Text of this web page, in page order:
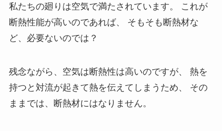
私たちの廻りは空気で満たされています。 これが
断熱性能が高いのであれば、 そもそも断熱材な
ど、必要ないのでは？
残念ながら、空気は断熱性は高いのですが、 熱を
持つと対流が起きて熱を伝えてしまうため、 その
ままでは、断熱材にはなりません。